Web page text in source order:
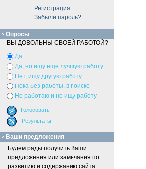
Регистрация
Забыли пароль?
Опросы
ВЫ ДОВОЛЬНЫ СВОЕЙ РАБОТОЙ?
Да
Да, но ищу еще лучшую работу
Нет, ищу другую работу
Пока без работы, в поиске
Не работаю и не ищу работу
Ваши предложения
Будем рады получить Ваши
предложения или замечания по
развитию и содержанию сайта.